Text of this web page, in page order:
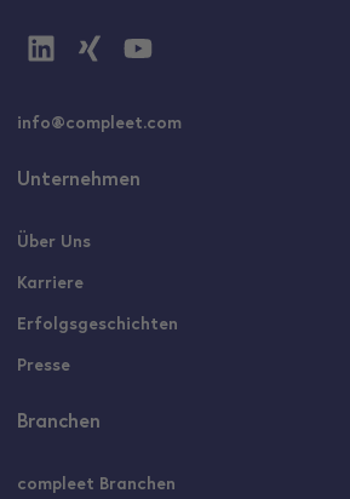
info@compleet.com
Unternehmen
Über Uns
Karriere
Erfolgsgeschichten
Presse
Branchen
compleet Branchen